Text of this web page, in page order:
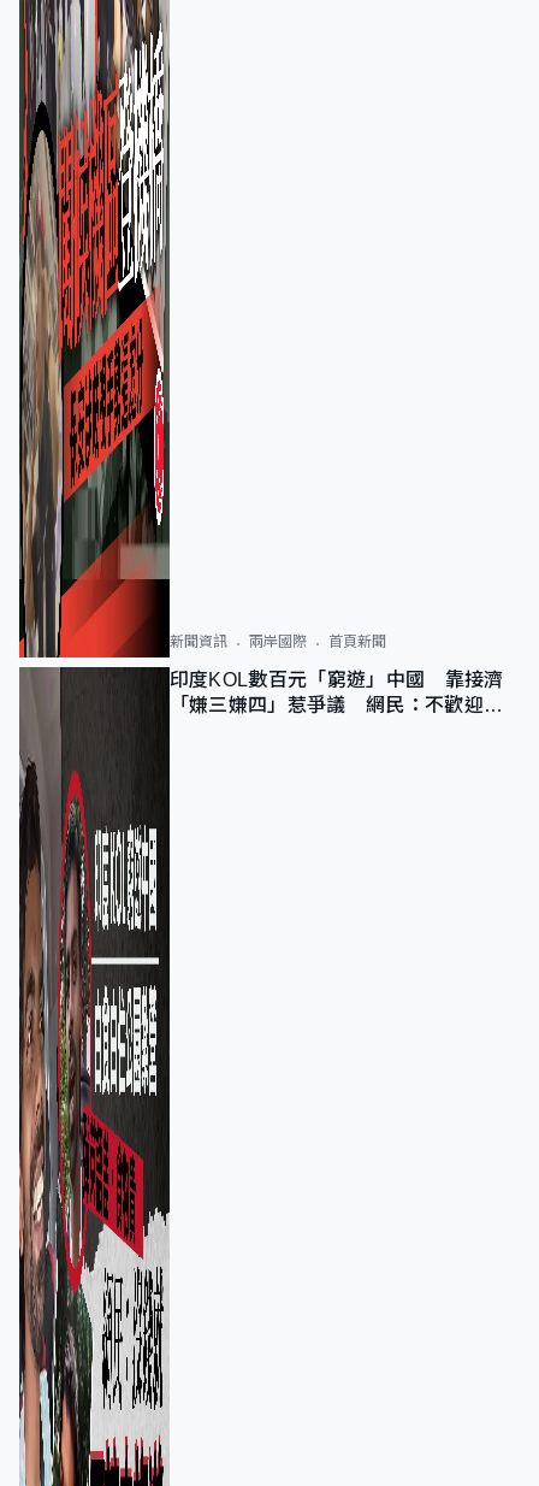
新聞資訊 兩岸國際 首頁新聞
印度KOL數百元「窮遊」中國 靠接濟
「嫌三嫌四」惹爭議 網民：不歡迎劣